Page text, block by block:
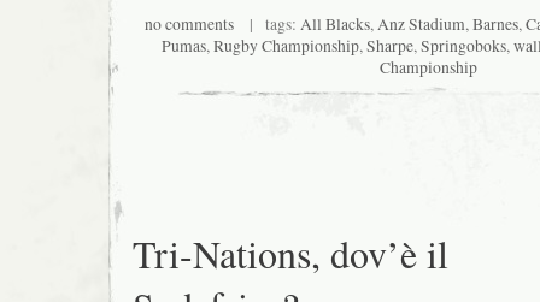
no comments | tags: All Blacks,Anz Stadium,Barnes,
Pumas,Rugby Championship,Sharpe,Springoboks,
Championship
Tri-Nations, dov’è il